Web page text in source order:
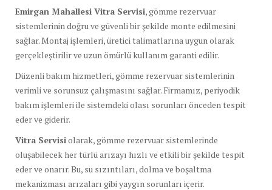
Emirgan Mahallesi Vitra Servisi, gömme rezervuar
sistemlerinin doğru ve güvenli bir şekilde monte edilmesini
sağlar. Montaj işlemleri, üretici talimatlarına uygun olarak
gerçekleştirilir ve uzun ömürlü kullanım garanti edilir.
Düzenli bakım hizmetleri, gömme rezervuar sistemlerinin
verimli ve sorunsuz çalışmasını sağlar. Firmamız, periyodik
bakım işlemleri ile sistemdeki olası sorunları önceden tespit
eder ve giderir.
Vitra Servisiolarak, gömme rezervuar sistemlerinde
oluşabilecek her türlü arızayı hızlı ve etkili bir şekilde tespit
eder ve onarır. Bu, su sızıntıları, dolma ve boşaltma
mekanizması arızaları gibi yaygın sorunları içerir.